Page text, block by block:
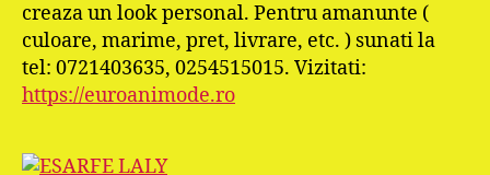
creaza un look personal. Pentru amanunte (
culoare, marime, pret, livrare, etc. ) sunati la
tel: 0721403635, 0254515015. Vizitati:
https://euroanimode.ro